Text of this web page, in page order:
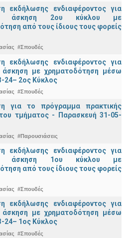
εκδήλωσης ενδιαφέροντος για
άσκηση 2ου κύκλου με
από τους ίδιους τους φορείς
#Σπουδές
εκδήλωσης ενδιαφέροντος για
άσκηση με χρηματοδότηση μέσω
24– 2ος Κύκλος
#Σπουδές
για το πρόγραμμα πρακτικής
τμήματος - Παρασκευή 31-05-
#Παρουσιάσεις
εκδήλωσης ενδιαφέροντος για
άσκηση 1ου κύκλου με
από τους ίδιους τους φορείς
#Σπουδές
εκδήλωσης ενδιαφέροντος για
άσκηση με χρηματοδότηση μέσω
24– 1ος Κύκλος
#Σπουδές